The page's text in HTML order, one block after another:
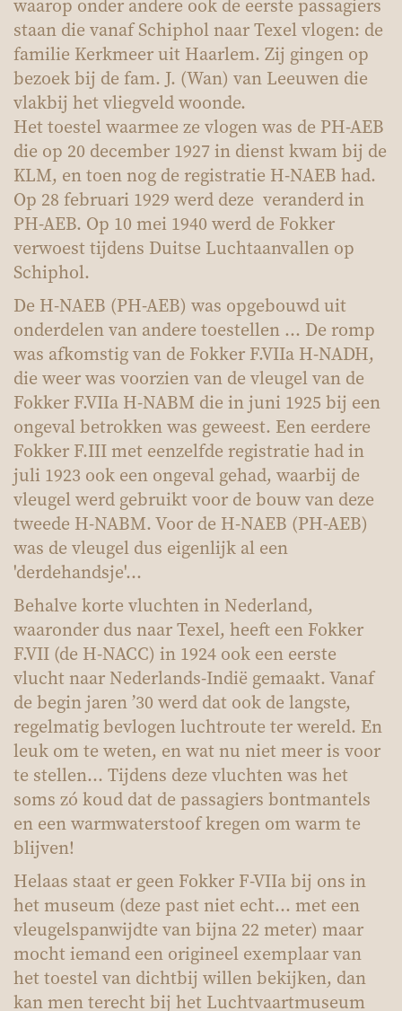
waarop onder andere ook de eerste passagiers
staan die vanaf Schiphol naar Texel vlogen: de
familie Kerkmeer uit Haarlem. Zij gingen op
bezoek bij de fam. J. (Wan) van Leeuwen die
vlakbij het vliegveld woonde.
Het toestel waarmee ze vlogen was de PH-AEB
die op 20 december 1927 in dienst kwam bij de
KLM, en toen nog de registratie H-NAEB had.
Op 28 februari 1929 werd deze veranderd in
PH-AEB. Op 10 mei 1940 werd de Fokker
verwoest tijdens Duitse Luchtaanvallen op
Schiphol.
De H-NAEB (PH-AEB) was opgebouwd uit
onderdelen van andere toestellen ... De romp
was afkomstig van de Fokker F.VIIa H-NADH,
die weer was voorzien van de vleugel van de
Fokker F.VIIa H-NABM die in juni 1925 bij een
ongeval betrokken was geweest. Een eerdere
Fokker F.III met eenzelfde registratie had in
juli 1923 ook een ongeval gehad, waarbij de
vleugel werd gebruikt voor de bouw van deze
tweede H-NABM. Voor de H-NAEB (PH-AEB)
was de vleugel dus eigenlijk al een
'derdehandsje'...
Behalve korte vluchten in Nederland,
waaronder dus naar Texel, heeft een Fokker
F.VII (de H-NACC) in 1924 ook een eerste
vlucht naar Nederlands-Indië gemaakt. Vanaf
de begin jaren ’30 werd dat ook de langste,
regelmatig bevlogen luchtroute ter wereld. En
leuk om te weten, en wat nu niet meer is voor
te stellen… Tijdens deze vluchten was het
soms zó koud dat de passagiers bontmantels
en een warmwaterstoof kregen om warm te
blijven!
Helaas staat er geen Fokker F-VIIa bij ons in
het museum (deze past niet echt... met een
vleugelspanwijdte van bijna 22 meter) maar
mocht iemand een origineel exemplaar van
het toestel van dichtbij willen bekijken, dan
kan men terecht bij het Luchtvaartmuseum